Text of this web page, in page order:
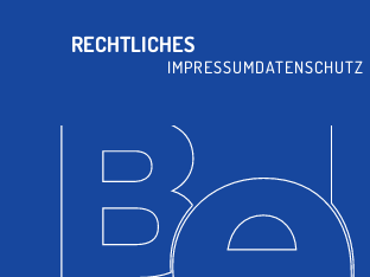
RECHTLICHES
IMPRESSUMDATENSCHUTZ